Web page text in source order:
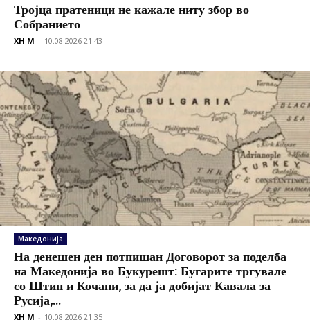
Тројца пратеници не кажале ниту збор во
Собранието
XH M - 10.08.2026 21:43
Македонија
На денешен ден потпишан Договорот за поделба
на Македонија во Букурешт: Бугарите тргувале
со Штип и Кочани, за да ја добијат Кавала за
Русија,...
XH M - 10.08.2026 21:35